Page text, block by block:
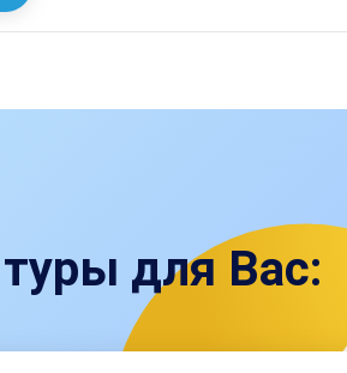
для Вас: